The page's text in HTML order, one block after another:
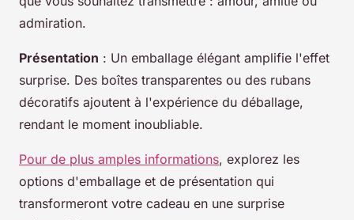
admiration.
Présentation : Un emballage élégant amplifie l'effet
surprise. Des boîtes transparentes ou des rubans
décoratifs ajoutent à l'expérience du déballage,
rendant le moment inoubliable.
Pour de plus amples informations, explorez les
options d'emballage et de présentation qui
transformeront votre cadeau en une surprise